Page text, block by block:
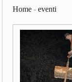
Home -eventi